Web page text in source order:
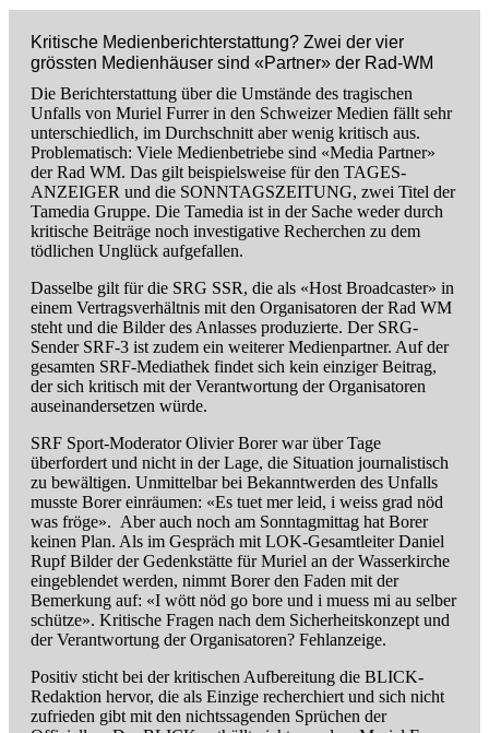
Kritische Medienberichterstattung? Zwei der vier
grössten Medienhäuser sind «Partner» der Rad-WM
Die Berichterstattung über die Umstände des tragischen
Unfalls von Muriel Furrer in den Schweizer Medien fällt sehr
unterschiedlich, im Durchschnitt aber wenig kritisch aus.
Problematisch: Viele Medienbetriebe sind «Media Partner»
der Rad WM. Das gilt beispielsweise für den TAGES-
ANZEIGER und die SONNTAGSZEITUNG, zwei Titel der
Tamedia Gruppe. Die Tamedia ist in der Sache weder durch
kritische Beiträge noch investigative Recherchen zu dem
tödlichen Unglück aufgefallen.
Dasselbe gilt für die SRG SSR, die als «Host Broadcaster» in
einem Vertragsverhältnis mit den Organisatoren der Rad WM
steht und die Bilder des Anlasses produzierte. Der SRG-
Sender SRF-3 ist zudem ein weiterer Medienpartner. Auf der
gesamten SRF-Mediathek findet sich kein einziger Beitrag,
der sich kritisch mit der Verantwortung der Organisatoren
auseinandersetzen würde.
SRF Sport-Moderator Olivier Borer war über Tage
überfordert und nicht in der Lage, die Situation journalistisch
zu bewältigen. Unmittelbar bei Bekanntwerden des Unfalls
musste Borer einräumen: «Es tuet mer leid, i weiss grad nöd
was fröge». Aber auch noch am Sonntagmittag hat Borer
keinen Plan. Als im Gespräch mit LOK-Gesamtleiter Daniel
Rupf Bilder der Gedenkstätte für Muriel an der Wasserkirche
eingeblendet werden, nimmt Borer den Faden mit der
Bemerkung auf: «I wött nöd go bore und i muess mi au selber
schütze». Kritische Fragen nach dem Sicherheitskonzept und
der Verantwortung der Organisatoren? Fehlanzeige.
Positiv sticht bei der kritischen Aufbereitung die BLICK-
Redaktion hervor, die als Einzige recherchiert und sich nicht
zufrieden gibt mit den nichtssagenden Sprüchen der